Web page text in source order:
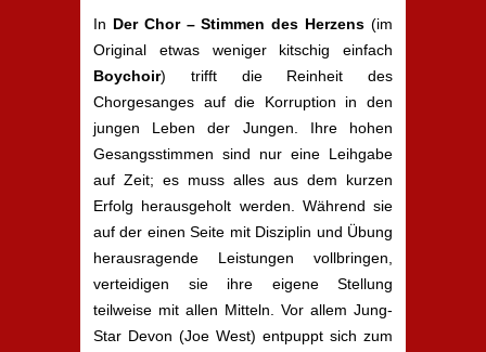
In Der Chor – Stimmen des Herzens (im
Original etwas weniger kitschig einfach
Boychoir) trifft die Reinheit des
Chorgesanges auf die Korruption in den
jungen Leben der Jungen. Ihre hohen
Gesangsstimmen sind nur eine Leihgabe
auf Zeit; es muss alles aus dem kurzen
Erfolg herausgeholt werden. Während sie
auf der einen Seite mit Disziplin und Übung
herausragende Leistungen vollbringen,
verteidigen sie ihre eigene Stellung
teilweise mit allen Mitteln. Vor allem Jung-
Star Devon (Joe West) entpuppt sich zum